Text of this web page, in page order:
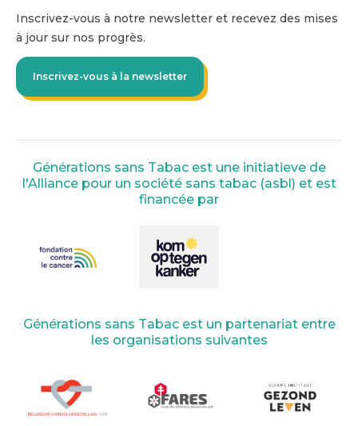
Inscrivez-vous à notre newsletter et recevez des mises
à jour sur nos progrès.
Inscrivez-vous à la newsletter
Générations sans Tabac est une initiatieve de
l'Alliance pour un société sans tabac (asbl) et est
financée par
Générations sans Tabac est un partenariat entre
les organisations suivantes